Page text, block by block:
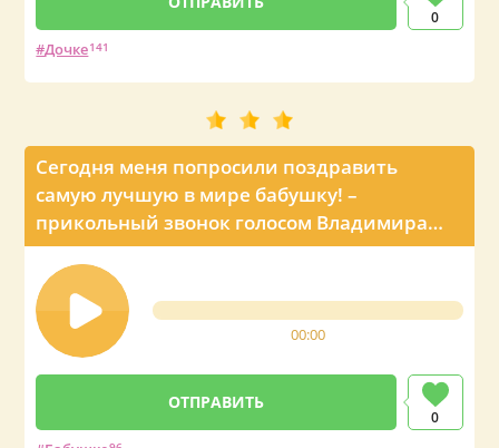
0
Дочке141
Сегодня меня попросили поздравить
самую лучшую в мире бабушку! –
прикольный звонок голосом Владимира
Путина
00:00
0